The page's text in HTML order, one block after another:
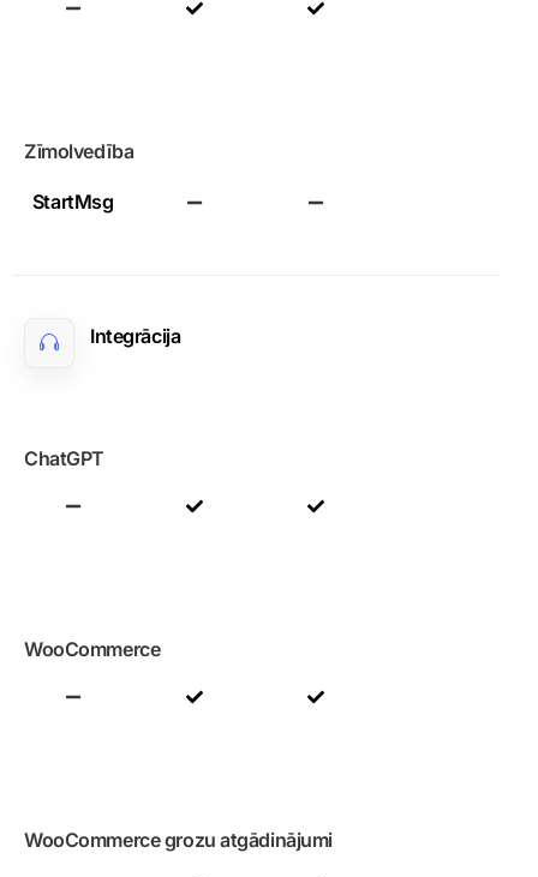
Zīmolvedība
StartMsg
Integrācija
ChatGPT
WooCommerce
WooCommerce grozu atgādinājumi